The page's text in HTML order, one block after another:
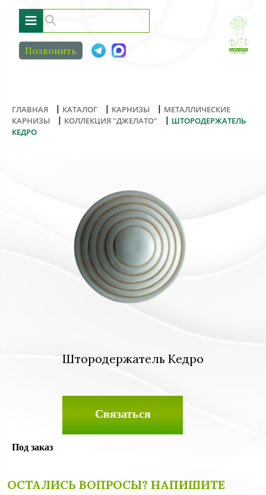
≡
Позвонить
ГЛАВНАЯ | КАТАЛОГ | КАРНИЗЫ | МЕТАЛЛИЧЕСКИЕ
КАРНИЗЫ
| КОЛЛЕКЦИЯ "ДЖЕЛАТО" | ШТОРОДЕРЖАТЕЛЬ
КЕДРО
Штородержатель Кедро
Связаться
Под заказ
ОСТАЛИСЬ ВОПРОСЫ? НАПИШИТЕ